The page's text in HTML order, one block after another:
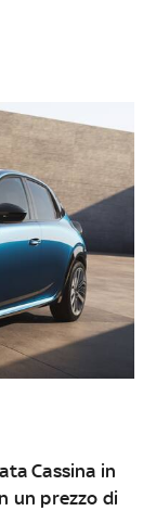
Cassina in
un prezzo di